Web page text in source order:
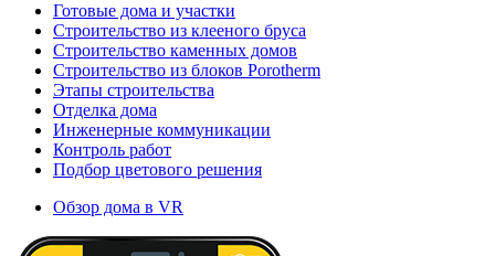
Готовые дома и участки
Строительство из клееного бруса
Строительство каменных домов
Строительство из блоков Porotherm
Этапы строительства
Отделка дома
Инженерные коммуникации
Контроль работ
Подбор цветового решения
Обзор дома в VR